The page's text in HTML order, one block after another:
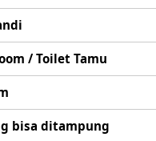
/ Toilet Tamu
bisa ditampung